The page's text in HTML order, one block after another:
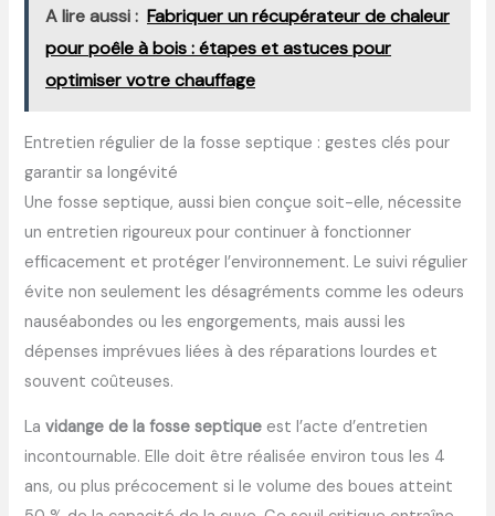
A lire aussi : Fabriquer un récupérateur de chaleur
pour poêle à bois : étapes et astuces pour
optimiser votre chauffage
Entretien régulier de la fosse septique : gestes clés pour
garantir sa longévité
Une fosse septique, aussi bien conçue soit-elle, nécessite
un entretien rigoureux pour continuer à fonctionner
efficacement et protéger l’environnement. Le suivi régulier
évite non seulement les désagréments comme les odeurs
nauséabondes ou les engorgements, mais aussi les
dépenses imprévues liées à des réparations lourdes et
souvent coûteuses.
Lavidange de la fosse septique est l’acte d’entretien
incontournable. Elle doit être réalisée environ tous les 4
ans, ou plus précocement si le volume des boues atteint